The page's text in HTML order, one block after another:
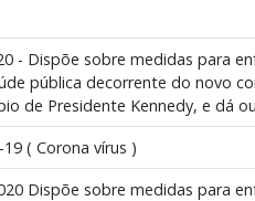
- Dispõe sobre medidas para
pública decorrente do novo
de Presidente Kennedy, e dá
( Corona vírus )
Dispõe sobre medidas para